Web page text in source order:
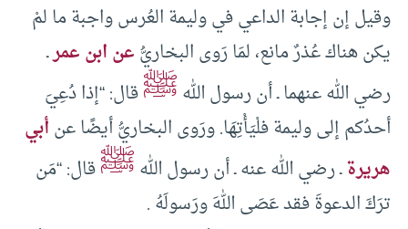
وقيل إن إجابة الداعي في وليمة العُرس واجبة ما لمْ
يكن هناك عُذرٌ مانع، لمَا رَوى البخاريُّعن ابن عمرـ
رضي الله عنهما ـ أن رسول اللهﷺقال: “إذا دُعِيَ
أحدُكم إلى وليمة فلْيَأْتِهَا. ورَوى البخاريُّ أيضًا عنأبي
هريرةـ رضي الله عنه ـ أن رسول اللهﷺقال: “مَن
ترَكَ الدعوةَ فقد عَصَى اللهَ ورَسولَهُ .